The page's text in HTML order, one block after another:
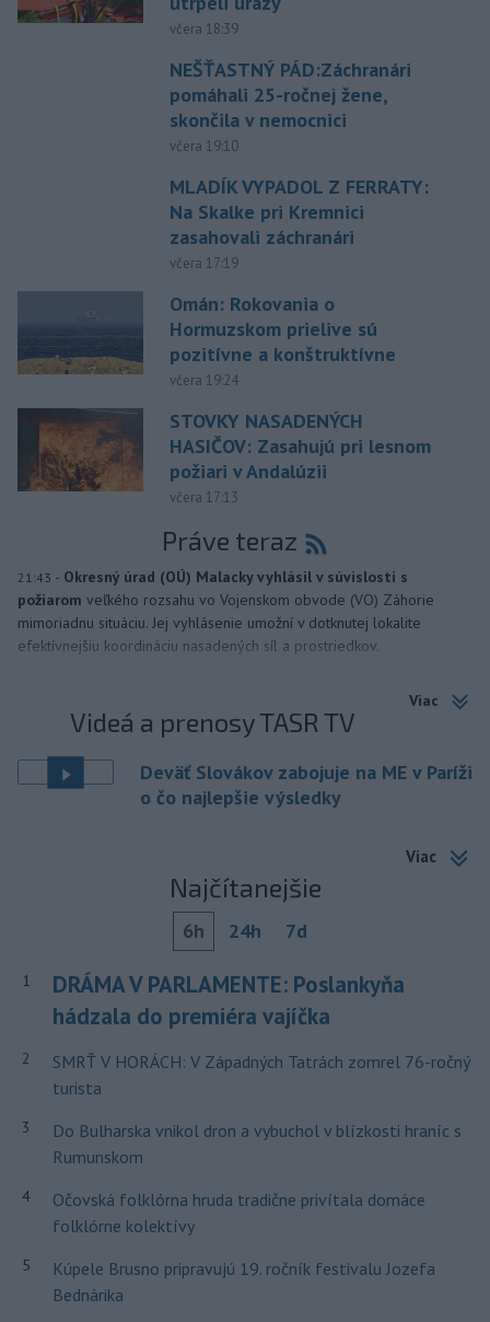
včera 18:39
NEŠŤASTNÝ PÁD:Záchranári
pomáhali 25-ročnej žene,
skončila v nemocnici
včera 19:10
MLADÍK VYPADOL Z FERRATY:
Na Skalke pri Kremnici
zasahovali záchranári
včera 17:19
Omán: Rokovania o
Hormuzskom prielive sú
pozitívne a konštruktívne
včera 19:24
STOVKY NASADENÝCH
HASIČOV: Zasahujú pri lesnom
požiari v Andalúzii
včera 17:13
Práve teraz
21:43 - Okresný úrad (OÚ) Malacky vyhlásil v súvislosti s
požiarom veľkého rozsahu vo Vojenskom obvode (VO) Záhorie
mimoriadnu situáciu. Jej vyhlásenie umožní v dotknutej lokalite
efektívnejšiu koordináciu nasadených síl a prostriedkov.
Viac
Videá a prenosy TASR TV
Deväť Slovákov zabojuje na ME v Paríži
o čo najlepšie výsledky
Viac
Najčítanejšie
6h 24h 7d
1
DRÁMA V PARLAMENTE: Poslankyňa
hádzala do premiéra vajíčka
2
SMRŤ V HORÁCH: V Západných Tatrách zomrel 76-ročný
turista
3
Do Bulharska vnikol dron a vybuchol v blízkosti hraníc s
Rumunskom
4
Očovská folklórna hruda tradične privítala domáce
folklórne kolektívy
5
Kúpele Brusno pripravujú 19. ročník festivalu Jozefa
Bednárika